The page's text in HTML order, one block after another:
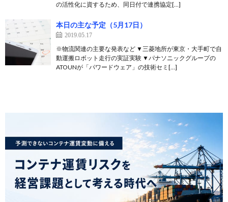
の活性化に資するため、同日付で連携協定[…]
本日の主な予定（5月17日）
2019.05.17
※物流関連の主要な発表など ▼三菱地所が東京・大手町で自
動運搬ロボット走行の実証実験 ▼パナソニックグループの
ATOUNが「パワードウェア」の技術セミ[…]